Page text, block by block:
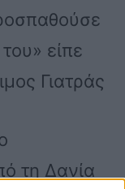
είπε
Γιατράς
τη Δανία